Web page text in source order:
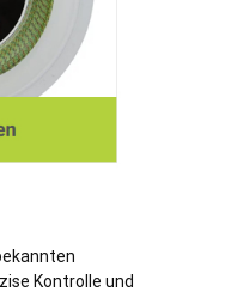
Kontrolle und